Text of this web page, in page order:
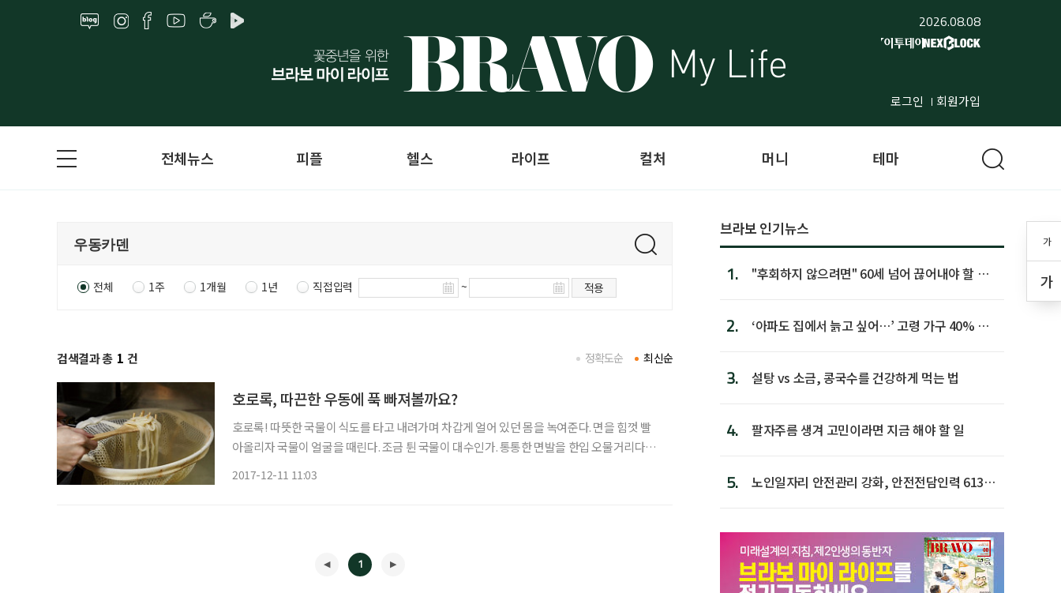
2026.08.08
로그인 회원가입
가
가
전체뉴스 피플 헬스 라이프 컬처 머니 테마
전체 1주 1개월 1년 직접입력 ~ 적용
검색결과 총 1 건 최신순
정확도순
호로록, 따끈한 우동에 푹 빠져볼까요?
호로록! 따뜻한 국물이 식도를 타고 내려가며 차갑게 얼어 있던 몸을 녹여준다. 면을 힘껏 빨
아올리자 국물이 얼굴을 때린다. 조금 튄 국물이 대수인가. 통통한 면발을 한입 오물거리다가
2017-12-11 11:03
1
브라보 인기뉴스
1.
"후회하지 않으려면" 60세 넘어 끊어내야 할 사
2.
‘아파도 집에서 늙고 싶어…’ 고령 가구 40% 노
3. 설탕 vs 소금, 콩국수를 건강하게 먹는 법
4. 팔자주름 생겨 고민이라면 지금 해야 할 일
5.
노인일자리 안전관리 강화, 안전전담인력 613명